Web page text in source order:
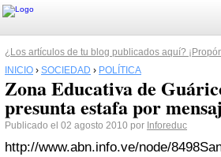
¿Los artículos de tu blog publicados aquí?
INICIO › SOCIEDAD › POLÍTICA
Zona Educativa de
presunta estafa por
Publicado el 02 agosto 2010 por Inforeduc
http://www.abn.info.ve/node/8498